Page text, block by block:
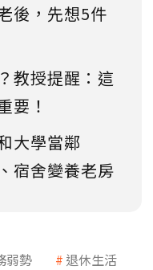
後，先想5件
教授提醒：這
要！
大學當鄰
宿舍變養老房
弱勢 退休生活